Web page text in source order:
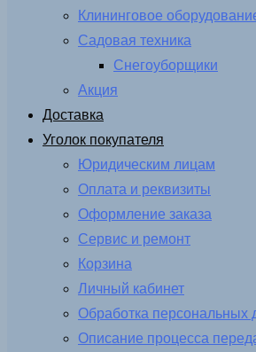
Клининговое
Садовая техника
Снегоуборщики
Акция
Доставка
Уголок покупателя
Юридическим лицам
Оплата и реквизиты
Оформление заказа
Сервис и ремонт
Корзина
Личный кабинет
Обработка персональных
Описание процесса